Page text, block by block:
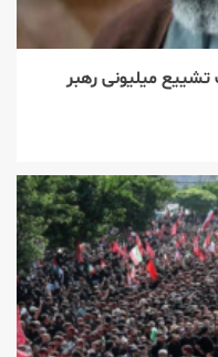
تشییع میلیونی رهبر